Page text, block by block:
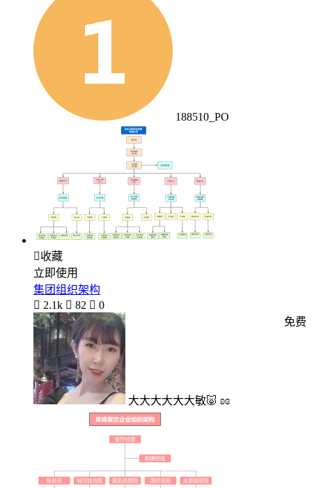
188510_PO
收藏
立即使用
集团组织架构
 2.1k  82  0
大大大大大大敏🐷 ʚɞ
免费